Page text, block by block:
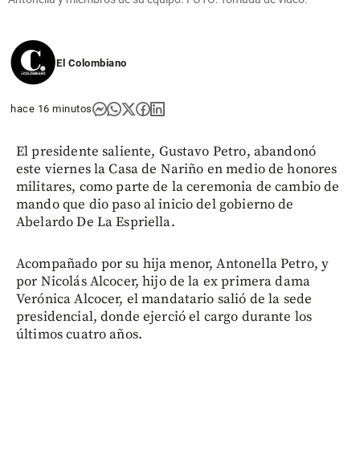
El Colombiano
hace 16 minutos
El presidente saliente, Gustavo Petro, abandonó
este viernes la Casa de Nariño en medio de honores
militares, como parte de la ceremonia de cambio de
mando que dio paso al inicio del gobierno de
Abelardo De La Espriella.
Acompañado por su hija menor, Antonella Petro, y
por Nicolás Alcocer, hijo de la ex primera dama
Verónica Alcocer, el mandatario salió de la sede
presidencial, donde ejerció el cargo durante los
últimos cuatro años.